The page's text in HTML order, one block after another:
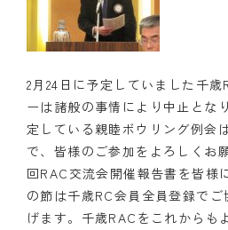
2月24日に予定していました千歳
ーは諸般の事情により中止とな
定している親睦ボウリング例会
で、皆様のご参加をよろしくお
回RAC交流会開催報告書を皆様
の節は千歳RC会員全員登録で
げます。千歳RACをこれからも